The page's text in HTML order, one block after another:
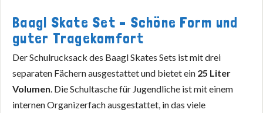
Baagl Skate Set – Schöne Form und
guter Tragekomfort
Der Schulrucksack des Baagl Skates Sets ist mit drei
separaten Fächern ausgestattet und bietet ein 25 Liter
Volumen. Die Schultasche für Jugendliche ist mit einem
internen Organizerfach ausgestattet, in das viele